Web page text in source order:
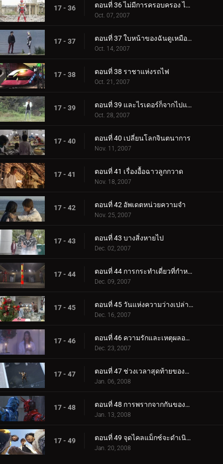
17 - 36 ตอนที่ 36 ไม่มีการครอบครอง ไม่มีการแบ่งแยก เดนชา กิริ!
Oct. 07, 2007
17 - 37 ตอนที่ 37 ใบหน้าของฉันดูเหมือนอย่างนั้นใช่ไหม?
Oct. 14, 2007
17 - 38 ตอนที่ 38 ราชาแห่งรถไฟ
Oct. 21, 2007
17 - 39 ตอนที่ 39 และไรเดอร์ก็จากไปแล้วเช่นกัน
Oct. 28, 2007
17 - 40 ตอนที่ 40 เปลี่ยนโลกจินตนาการ
Nov. 11, 2007
17 - 41 ตอนที่ 41 เรื่องอื้อฉาวลูกกวาด
Nov. 18, 2007
17 - 42 ตอนที่ 42 อัพเดตหน่วยความจำ
Nov. 25, 2007
17 - 43 ตอนที่ 43 บางสิ่งหายไป
Dec. 02, 2007
17 - 44 ตอนที่ 44 การกระทำเดี่ยวที่กำหนด
Dec. 09, 2007
17 - 45 ตอนที่ 45 วันแห่งความว่างเปล่าฟื้นคืนชีพ
Dec. 16, 2007
17 - 46 ตอนที่ 46 ความรักและเหตุผลอธิบายแล้ว
Dec. 23, 2007
17 - 47 ตอนที่ 47 ช่วงเวลาสุดท้ายของฉันทำให้คุณร้องไห้
Jan. 06, 2008
17 - 48 ตอนที่ 48 การพรากจากกันของอุราฮาระ...
Jan. 13, 2008
17 - 49 ตอนที่ 49 จุดไคลแม็กซ์จะดำเนินต่อไปเสมอ
Jan. 20, 2008